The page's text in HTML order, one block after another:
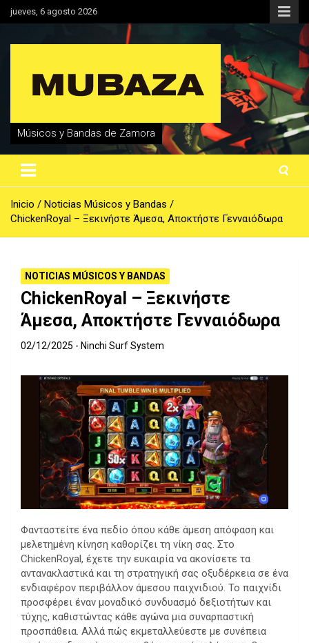
Saltar
al
jueves, 6 agosto 2026
Músicos y Bandas de Zamora
Inicio
Noticias Músicos y Bandas
ChickenRoyal – Ξεκινήστε Άμεσα, Αποκτήστε Γενναιόδωρα
NOTICIAS MÚSICOS Y BANDAS
ChickenRoyal – Ξεκινήστε
Άμεσα, Αποκτήστε Γενναιόδωρα
02/12/2025 Ninchi Surf System
Φανταστείτε ένα πεδίο όπου κάθε άμεση απόφαση και
μελετημένη κίνηση καθορίζει τη νίκη σας. Στο
ChickenRoyal, έχετε την ευκαιρία να ακονίσετε τα
αντανακλαστικά και τη στρατηγική σας οξυδέρκεια σε ένα
ενδιαφέρον περιβάλλον άμεσου παιχνιδιού. Το παιχνίδι
προσφέρει έναν μοναδικό συνδυασμό δεξιοτήτων και
τύχης, καθιστώντας κάθε αγώνα μια συναρπαστική
προσπάθεια. Αλλά πώς εκμεταλλεύεστε με συνέπεια